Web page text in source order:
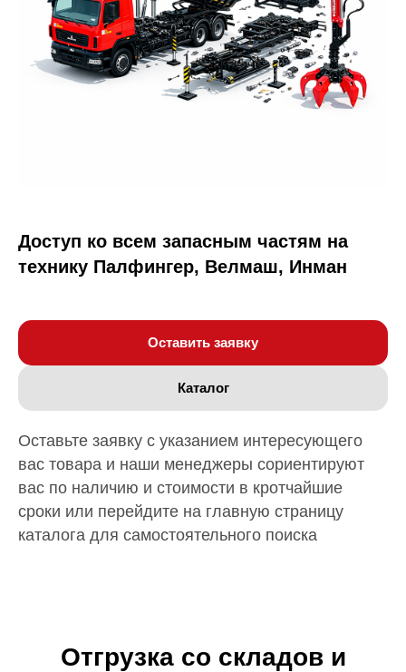
Доступ ко всем запасным частям на
технику Палфингер, Велмаш, Инман
Оставить заявку
Каталог
Оставьте заявку с указанием интересующего
вас товара и наши менеджеры сориентируют
вас по наличию и стоимости в кротчайшие
сроки или перейдите на главную страницу
каталога для самостоятельного поиска
Отгрузка со складов и